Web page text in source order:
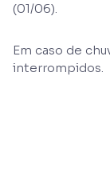
(01/06).
Em caso de
interrompidos.